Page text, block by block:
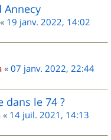
Annecy
« 19 janv. 2022, 14:02
« 07 janv. 2022, 22:44
dans le 74 ?
« 14 juil. 2021, 14:13